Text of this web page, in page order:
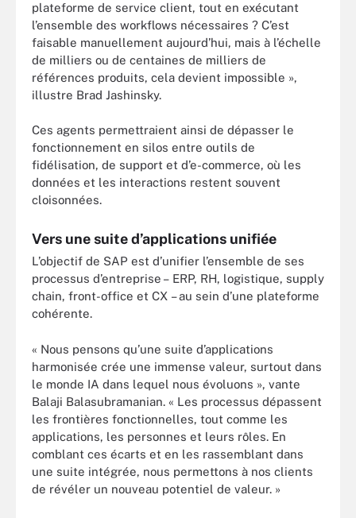
plateforme de service client, tout en exécutant
l’ensemble des workflows nécessaires ? C’est
faisable manuellement aujourd’hui, mais à l’échelle
de milliers ou de centaines de milliers de
références produits, cela devient impossible »,
illustre Brad Jashinsky.
Ces agents permettraient ainsi de dépasser le
fonctionnement en silos entre outils de
fidélisation, de support et d’e-commerce, où les
données et les interactions restent souvent
cloisonnées.
Vers une suite d’applications unifiée
L’objectif de SAP est d’unifier l’ensemble de ses
processus d’entreprise – ERP, RH, logistique, supply
chain, front-office et CX – au sein d’une plateforme
cohérente.
« Nous pensons qu’une suite d’applications
harmonisée crée une immense valeur, surtout dans
le monde IA dans lequel nous évoluons », vante
Balaji Balasubramanian. « Les processus dépassent
les frontières fonctionnelles, tout comme les
applications, les personnes et leurs rôles. En
comblant ces écarts et en les rassemblant dans
une suite intégrée, nous permettons à nos clients
de révéler un nouveau potentiel de valeur. »